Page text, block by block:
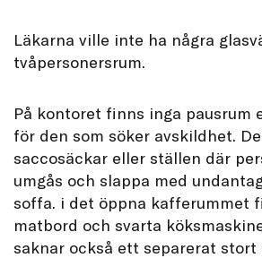
Läkarna ville inte ha några
tvåpersonersrum.
På kontoret finns inga pausrum
för den som söker avskildhet.
saccosäckar eller ställen där
umgås och slappa med
soffa. i det öppna kafferummet
matbord och svarta
saknar också ett separerat stort